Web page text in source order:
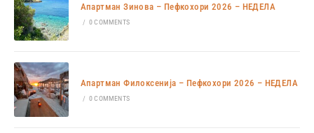
Апартман Зинова – Пефкохори 2026 – НЕДЕЛА
/ 0 COMMENTS
Апартман Филоксенија – Пефкохори 2026 – НЕДЕЛА
/ 0 COMMENTS